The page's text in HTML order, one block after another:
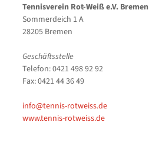
Tennisverein Rot-Weiß e.V. Bremen
Sommerdeich 1 A
28205 Bremen
Geschäftsstelle
Telefon: 0421 498 92 92
Fax: 0421 44 36 49
info@tennis-rotweiss.de
www.tennis-rotweiss.de